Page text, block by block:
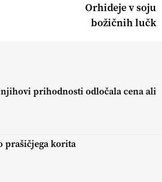
Orhideje v soju
božičnih lučk
prihodnosti odločala cena ali
prašičjega korita